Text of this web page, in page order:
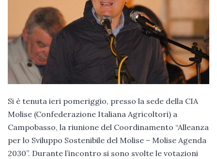
Si è tenuta ieri pomeriggio, presso la sede della CIA
Molise (Confederazione Italiana Agricoltori) a
Campobasso, la riunione del Coordinamento “Alleanza
per lo Sviluppo Sostenibile del Molise – Molise Agenda
2030”. Durante l’incontro si sono svolte le votazioni